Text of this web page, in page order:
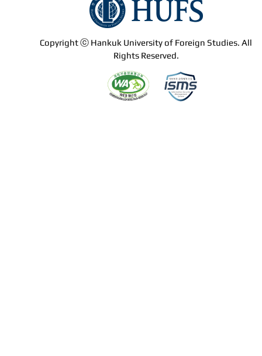
Copyright ⓒ Hankuk University of Foreign Studies. All
Rights Reserved.